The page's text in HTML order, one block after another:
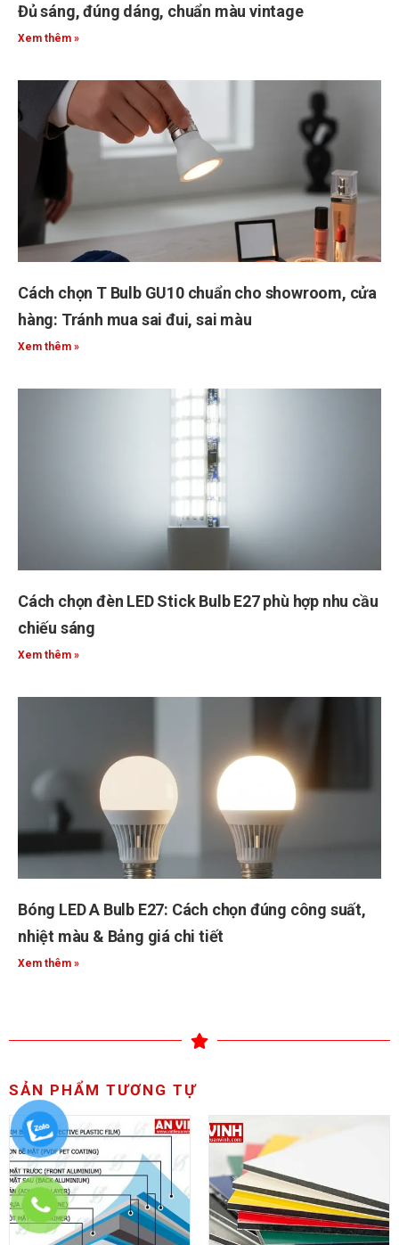
Đủ sáng, đúng dáng, chuẩn màu vintage
Xem thêm »
Cách chọn T Bulb GU10 chuẩn cho showroom, cửa
hàng: Tránh mua sai đui, sai màu
Xem thêm »
Cách chọn đèn LED Stick Bulb E27 phù hợp nhu cầu
chiếu sáng
Xem thêm »
Bóng LED A Bulb E27: Cách chọn đúng công suất,
nhiệt màu & Bảng giá chi tiết
Xem thêm »
SẢN PHẨM TƯƠNG TỰ